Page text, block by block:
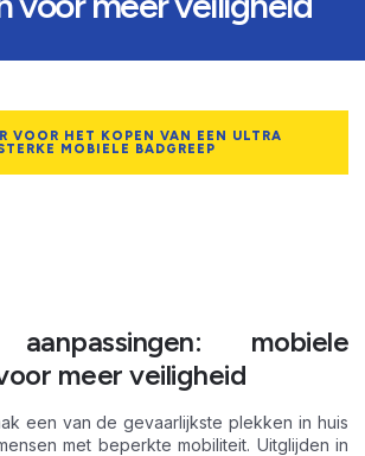
VOOR HET KOPEN VAN EEN ULTRA
MOBIELE BADGREEP
aanpassingen: mobiele
meer veiligheid
een van de gevaarlijkste plekken in huis
met beperkte mobiliteit. Uitglijden in